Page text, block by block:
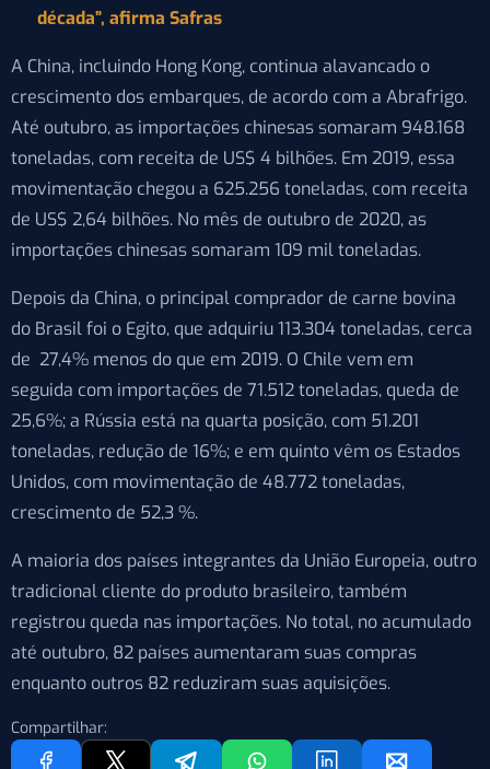
década”, afirma Safras
A China, incluindo Hong Kong, continua alavancado o
crescimento dos embarques, de acordo com a Abrafrigo.
Até outubro, as importações chinesas somaram 948.168
toneladas, com receita de US$ 4 bilhões. Em 2019, essa
movimentação chegou a 625.256 toneladas, com receita
de US$ 2,64 bilhões. No mês de outubro de 2020, as
importações chinesas somaram 109 mil toneladas.
Depois da China, o principal comprador de carne bovina
do Brasil foi o Egito, que adquiriu 113.304 toneladas, cerca
de 27,4% menos do que em 2019. O Chile vem em
seguida com importações de 71.512 toneladas, queda de
25,6%; a Rússia está na quarta posição, com 51.201
toneladas, redução de 16%; e em quinto vêm os Estados
Unidos, com movimentação de 48.772 toneladas,
crescimento de 52,3 %.
A maioria dos países integrantes da União Europeia, outro
tradicional cliente do produto brasileiro, também
registrou queda nas importações. No total, no acumulado
até outubro, 82 países aumentaram suas compras
enquanto outros 82 reduziram suas aquisições.
Compartilhar: